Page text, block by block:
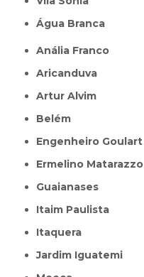
Água Branca
Anália Franco
Aricanduva
Artur Alvim
Belém
Engenheiro Goulart
Ermelino Matarazzo
Guaianases
Itaim Paulista
Itaquera
Jardim Iguatemi